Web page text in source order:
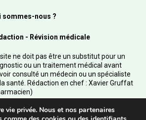
sommes-nous ?
- Révision médicale
ne doit pas être un substitut pour un
ou un traitement médical avant
consulté un médecin ou un spécialiste
santé. Rédaction en chef : Xavier Gruffat
- 2026 Pharmanetis Sàrl – Tous droits
vie privée. Nous et nos partenaires